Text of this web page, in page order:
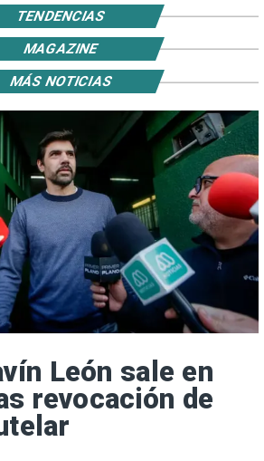
TENDENCIAS
MAGAZINE
León sale en
revocación de
MÁS NOTICIAS